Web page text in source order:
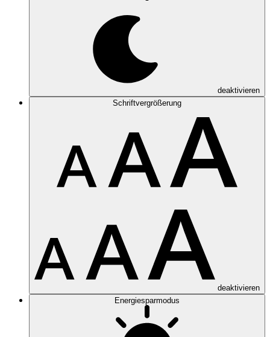
deaktivieren
Schriftvergrößerung
deaktivieren
Energiesparmodus